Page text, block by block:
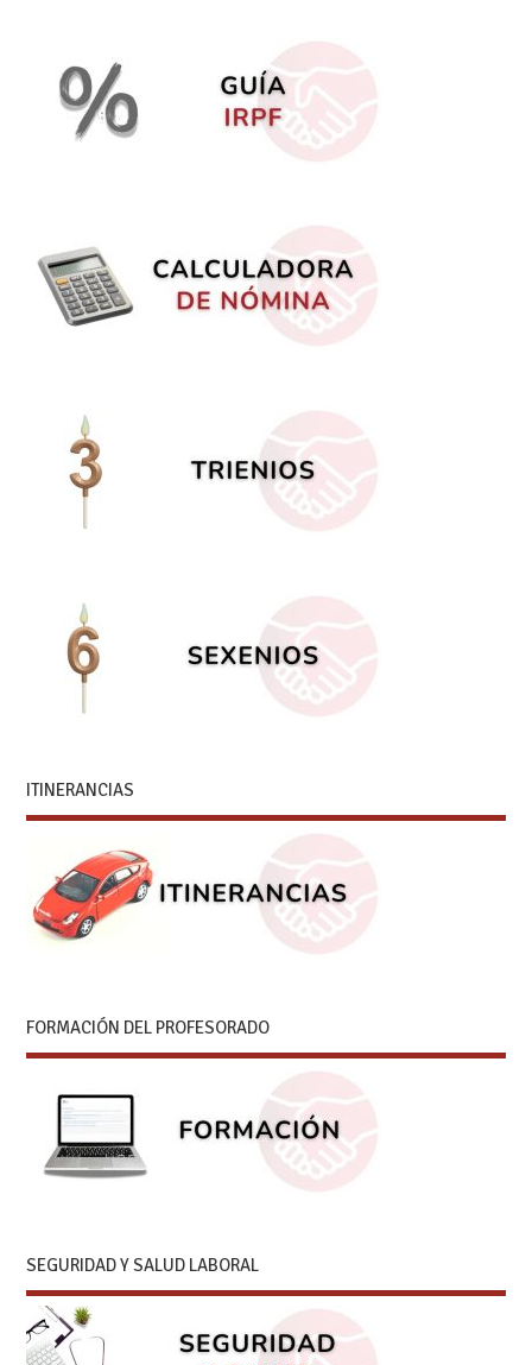
ITINERANCIAS
FORMACIÓN DEL PROFESORADO
SEGURIDAD Y SALUD LABORAL